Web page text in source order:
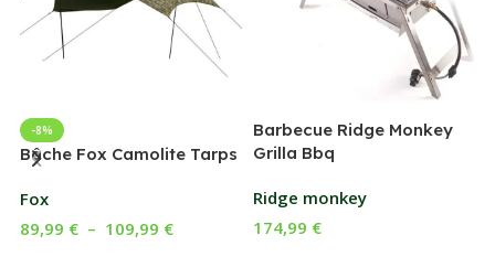
-8%
Bâche Fox Camolite Tarps
Fox
89,99 € – 109,99 €
Barbecue Ridge Monkey
Grilla Bbq
Ridge monkey
174,99 €